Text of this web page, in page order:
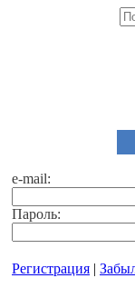
e-mail:
Пароль:
Регистрация |